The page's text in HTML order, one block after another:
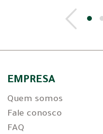
EMPRESA
Quem somos
Fale conosco
FAQ